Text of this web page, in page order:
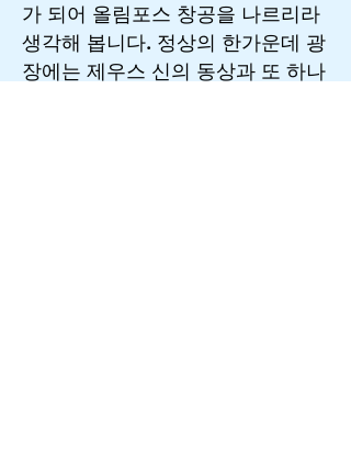
가 되어 올림포스 창공을 나르리라
생각해 봅니다. 정상의 한가운데 광
장에는 제우스 신의 동상과 또 하나